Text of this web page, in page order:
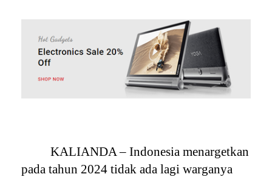
KALIANDA – Indonesia menargetkan
pada tahun 2024 tidak ada lagi warganya